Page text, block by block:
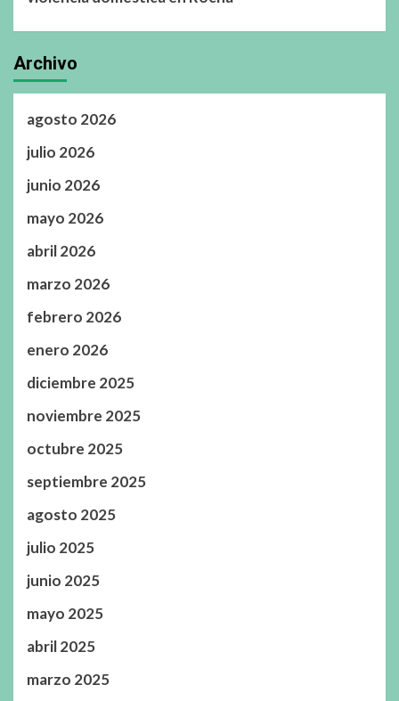
Archivo
agosto 2026
julio 2026
junio 2026
mayo 2026
abril 2026
marzo 2026
febrero 2026
enero 2026
diciembre 2025
noviembre 2025
octubre 2025
septiembre 2025
agosto 2025
julio 2025
junio 2025
mayo 2025
abril 2025
marzo 2025